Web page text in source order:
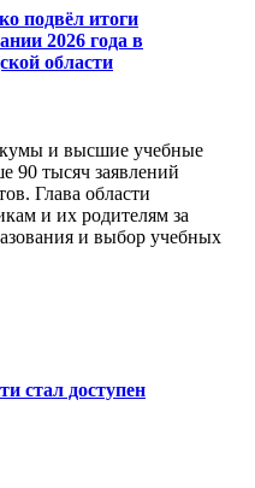
подвёл итоги
2026 года в
области
и высшие учебные
90 тысяч заявлений
Глава области
и их родителям за
и выбор учебных
стал доступен